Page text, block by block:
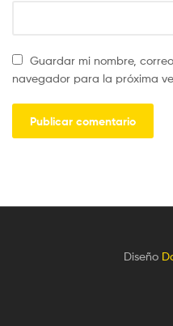
Guardar mi nombre,
navegador para la próxima
Diseño